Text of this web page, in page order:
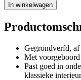
In winkelwagen
Gegrondverfd,
Met voorgeboord
Past goed in
klassieke